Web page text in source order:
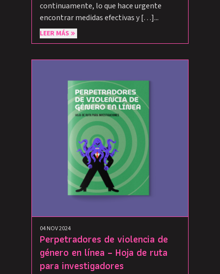
continuamente, lo que hace urgente
encontrar medidas efectivas y […]...
LEER MÁS
04 NOV 2024
Perpetradores de violencia de
género en línea – Hoja de ruta
para investigadores